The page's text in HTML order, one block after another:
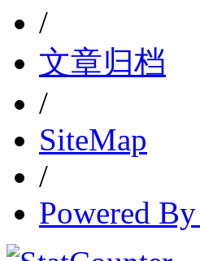
/
文章归档
/
SiteMap
/
Powered